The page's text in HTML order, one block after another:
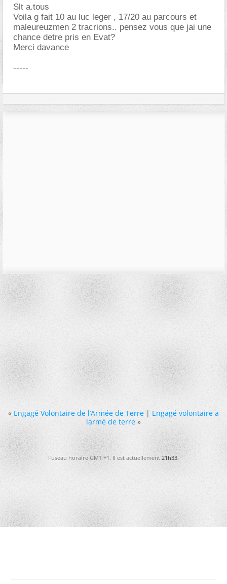
Slt a.tous
Voila g fait 10 au luc leger , 17/20 au parcours et
maleureuzmen 2 tracrions.. pensez vous que jai une
chance detre pris en Evat?
Merci davance
-----
« Engagé Volontaire de l’Armée de Terre|Engagé volontaire a
larmé de terre »
Fuseau horaire GMT +1. Il est actuellement21h33.